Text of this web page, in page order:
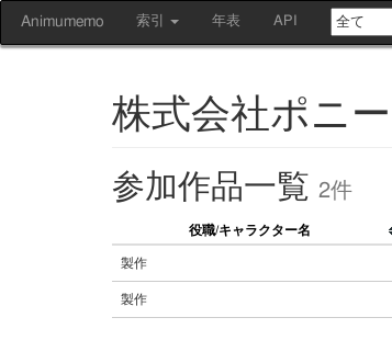
Animumemo 索引 年表 API
株式会社ポニ
参加作品一覧 2件
役職/キャラクター名
製作
製作